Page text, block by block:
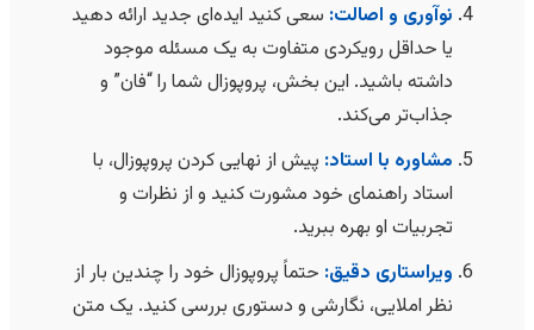
نوآوری و اصالت: سعی کنید ایده‌ای جدید ارائه دهید
یا حداقل رویکردی متفاوت به یک مسئله موجود
داشته باشید. این بخش، پروپوزال شما را “فان” و
جذاب‌تر می‌کند.
مشاوره با استاد: پیش از نهایی کردن پروپوزال، با
استاد راهنمای خود مشورت کنید و از نظرات و
تجربیات او بهره ببرید.
ویراستاری دقیق: حتماً پروپوزال خود را چندین بار از
نظر املایی، نگارشی و دستوری بررسی کنید. یک متن